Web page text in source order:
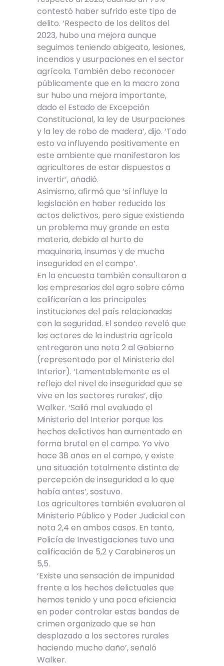
contestó haber sufrido este tipo de
delito. ‘Respecto de los delitos del
2023, hubo una mejora aunque
seguimos teniendo abigeato, lesiones,
incendios y usurpaciones en el sector
agrícola. También debo reconocer
públicamente que en la macro zona
sur hubo una mejora importante,
dado el Estado de Excepción
Constitucional, la ley de Usurpaciones
y la ley de robo de madera’, dijo. ‘Todo
esto va influyendo positivamente en
este ambiente que manifestaron los
agricultores de estar dispuestos a
invertir’, añadió.
Asimismo, afirmó que ‘sí influye la
legislación en haber reducido los
actos delictivos, pero sigue existiendo
un problema muy grande en esta
materia, debido al hurto de
maquinaria, insumos y de mucha
inseguridad en el campo’.
En la encuesta también consultaron a
los empresarios del agro sobre cómo
calificarían a las principales
instituciones del país relacionadas
con la seguridad. El sondeo reveló que
los actores de la industria agrícola
entregaron una nota 2 al Gobierno
(representado por el Ministerio del
Interior). ‘Lamentablemente es el
reflejo del nivel de inseguridad que se
vive en los sectores rurales’, dijo
Walker. ‘Salió mal evaluado el
Ministerio del Interior porque los
hechos delictivos han aumentado en
forma brutal en el campo. Yo vivo
hace 38 años en el campo, y existe
una situación totalmente distinta de
percepción de inseguridad a lo que
había antes’, sostuvo.
Los agricultores también evaluaron al
Ministerio Público y Poder Judicial con
nota 2,4 en ambos casos. En tanto,
Policía de Investigaciones tuvo una
calificación de 5,2 y Carabineros un
5,5.
‘Existe una sensación de impunidad
frente a los hechos delictuales que
hemos tenido y una poca eficiencia
en poder controlar estas bandas de
crimen organizado que se han
desplazado a los sectores rurales
haciendo mucho daño’, señaló
Walker.